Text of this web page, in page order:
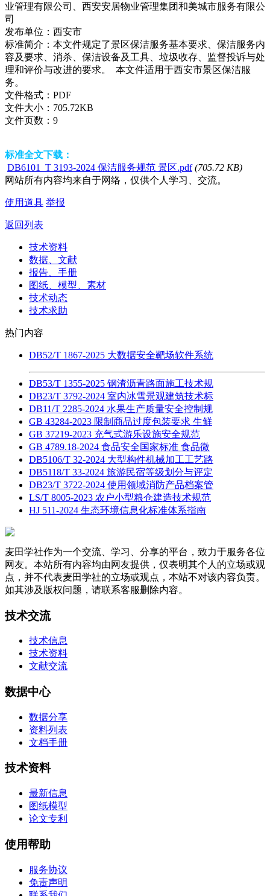
业管理有限公司、西安安居物业管理集团和美城市服务有限公
司
发布单位： 西安市
标准简介： 本文件规定了景区保洁服务基本要求、保洁服务内
容及要求、消杀、保洁设备及工具、垃圾收存、监督投诉与处
理和评价与改进的要求。 本文件适用于西安市景区保洁服
务。
文件格式： PDF
文件大小： 705.72KB
文件页数： 9
标准全文下载：
DB6101_T 3193-2024 保洁服务规范 景区.pdf (705.72 KB)
网站所有内容均来自于网络，仅供个人学习、交流。
使用道具 举报
返回列表
技术资料
数据、文献
报告、手册
图纸、模型、素材
技术动态
技术求助
热门内容
DB52/T 1867-2025 大数据安全靶场软件系统
DB53/T 1355-2025 钢渣沥青路面施工技术规
DB23/T 3792-2024 室内冰雪景观建筑技术标
DB11/T 2285-2024 水果生产质量安全控制规
GB 43284-2023 限制商品过度包装要求 生鲜
GB 37219-2023 充气式游乐设施安全规范
GB 4789.18-2024 食品安全国家标准 食品微
DB5106/T 32-2024 大型构件机械加工工艺路
DB5118/T 33-2024 旅游民宿等级划分与评定
DB23/T 3722-2024 使用领域消防产品档案管
LS/T 8005-2023 农户小型粮仓建造技术规范
HJ 511-2024 生态环境信息化标准体系指南
麦田学社作为一个交流、学习、分享的平台，致力于服务各位
网友。本站所有内容均由网友提供，仅表明其个人的立场或观
点，并不代表麦田学社的立场或观点，本站不对该内容负责。
如其涉及版权问题，请联系客服删除内容。
技术交流
技术信息
技术资料
文献交流
数据中心
数据分享
资料列表
文档手册
技术资料
最新信息
图纸模型
论文专利
使用帮助
服务协议
免责声明